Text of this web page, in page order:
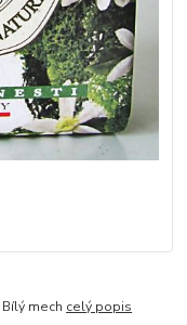
mech celý popis